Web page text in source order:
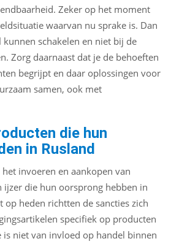
Zeker op het moment
waarvan nu sprake is. Dan
schakelen en niet bij de
Zorg daarnaast dat je de behoeften
begrijpt en daar oplossingen voor
samen, ook met
die hun
in Rusland
invoeren en aankopen van
ijzer die hun oorsprong hebben in
op heden richtten de sancties zich
specifiek op producten
is niet van invloed op handel binnen